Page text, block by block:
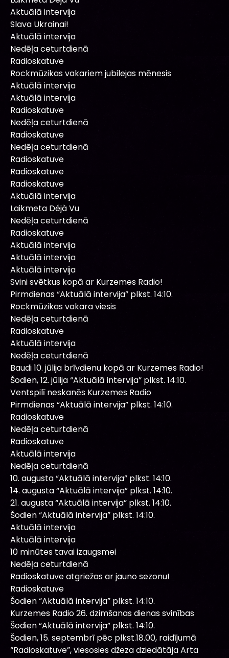
Aktuālā intervija
Slava Ukrainai!
Aktuālā intervija
Nedēļa ceturtdienā
Radioskatuve
Rockmūzikas vakariem jubilejas mēnesis
Aktuālā intervija
Aktuālā intervija
Radioskatuve
Nedēļa ceturtdienā
Radioskatuve
Nedēļa ceturtdienā
Radioskatuve
Radioskatuve
Radioskatuve
Aktuālā intervija
Laikmeta Déjà Vu
Nedēļa ceturtdienā
Radioskatuve
Aktuālā intervija
Aktuālā intervija
Aktuālā intervija
Svini svētkus kopā ar Kurzemes Radio!
Pirmdienas “Aktuālā intervija” plkst. 14:10.
Rockmūzikas vakara viesis
Nedēļa ceturtdienā
Radioskatuve
Aktuālā intervija
Nedēļa ceturtdienā
Baudi 10. jūlija brīvdienu kopā ar Kurzemes Radio!
Šodien, 12. jūlija “Aktuālā intervija” plkst. 14:10.
Ventspilī neskanēs Kurzemes Radio
Pirmdienas “Aktuālā intervija” plkst. 14:10.
Radioskatuve
Nedēļa ceturtdienā
Radioskatuve
Aktuālā intervija
Nedēļa ceturtdienā
10. augusta “Aktuālā intervija” plkst. 14:10.
14. augusta “Aktuālā intervija” plkst. 14:10.
21. augusta “Aktuālā intervija” plkst. 14:10.
Šodien “Aktuālā intervija” plkst. 14:10.
Aktuālā intervija
Aktuālā intervija
10 minūtes tavai izaugsmei
Nedēļa ceturtdienā
Radioskatuve atgriežas ar jauno sezonu!
Radioskatuve
Šodien “Aktuālā intervija” plkst. 14:10.
Kurzemes Radio 26. dzimšanas dienas svinības
Šodien “Aktuālā intervija” plkst. 14:10.
Šodien, 15. septembrī pēc plkst.18.00, raidījumā
“Radioskatuve”, viesosies džeza dziedātāja Arta